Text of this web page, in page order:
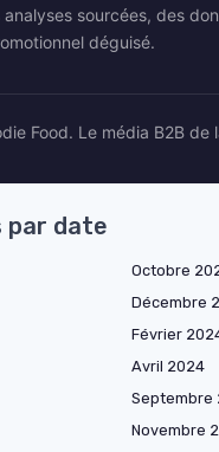
analyses sourcées, des
déguisé.
Food. Le média B2B de
par date
Octobre
Décembre
Février
Avril 2024
Septembre
Novembre